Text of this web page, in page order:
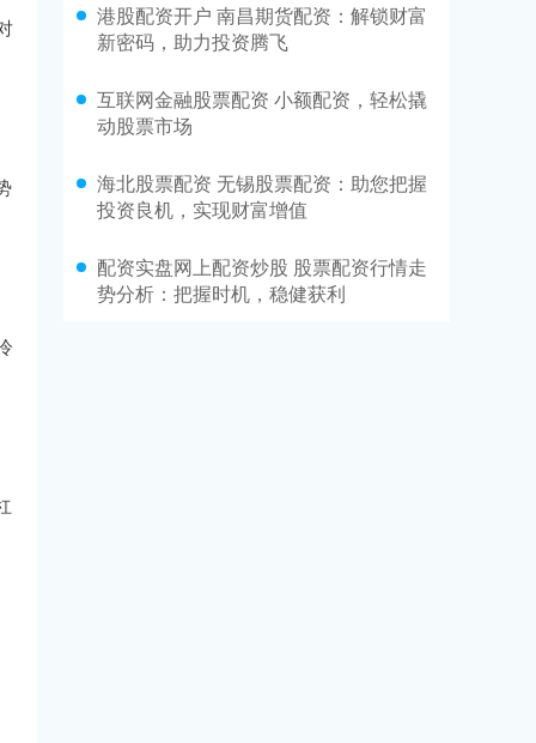
港股配资开户 南昌期货配资：解锁财富
新密码，助力投资腾飞
互联网金融股票配资 小额配资，轻松撬
动股票市场
海北股票配资 无锡股票配资：助您把握
投资良机，实现财富增值
配资实盘网上配资炒股 股票配资行情走
势分析：把握时机，稳健获利